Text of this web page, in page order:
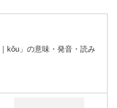
kǒu」の意味・発音・読み